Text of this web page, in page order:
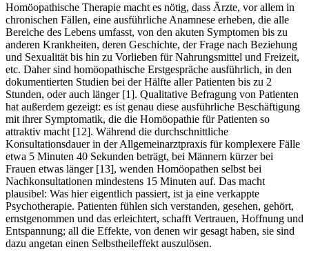
Homöopathische Therapie macht es nötig, dass Ärzte, vor allem in
chronischen Fällen, eine ausführliche Anamnese erheben, die alle
Bereiche des Lebens umfasst, von den akuten Symptomen bis zu
anderen Krankheiten, deren Geschichte, der Frage nach Beziehung
und Sexualität bis hin zu Vorlieben für Nahrungsmittel und Freizeit,
etc. Daher sind homöopathische Erstgespräche ausführlich, in den
dokumentierten Studien bei der Hälfte aller Patienten bis zu 2
Stunden, oder auch länger [1]. Qualitative Befragung von Patienten
hat außerdem gezeigt: es ist genau diese ausführliche Beschäftigung
mit ihrer Symptomatik, die die Homöopathie für Patienten so
attraktiv macht [12]. Während die durchschnittliche
Konsultationsdauer in der Allgemeinarztpraxis für komplexere Fälle
etwa 5 Minuten 40 Sekunden beträgt, bei Männern kürzer bei
Frauen etwas länger [13], wenden Homöopathen selbst bei
Nachkonsultationen mindestens 15 Minuten auf. Das macht
plausibel: Was hier eigentlich passiert, ist ja eine verkappte
Psychotherapie. Patienten fühlen sich verstanden, gesehen, gehört,
ernstgenommen und das erleichtert, schafft Vertrauen, Hoffnung und
Entspannung; all die Effekte, von denen wir gesagt haben, sie sind
dazu angetan einen Selbstheileffekt auszulösen.